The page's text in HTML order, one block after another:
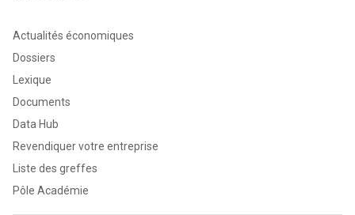
Actualités économiques
Dossiers
Lexique
Documents
Data Hub
Revendiquer votre entreprise
Liste des greffes
Pôle Académie